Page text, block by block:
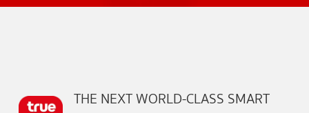
THE NEXT WORLD-CLASS SMART